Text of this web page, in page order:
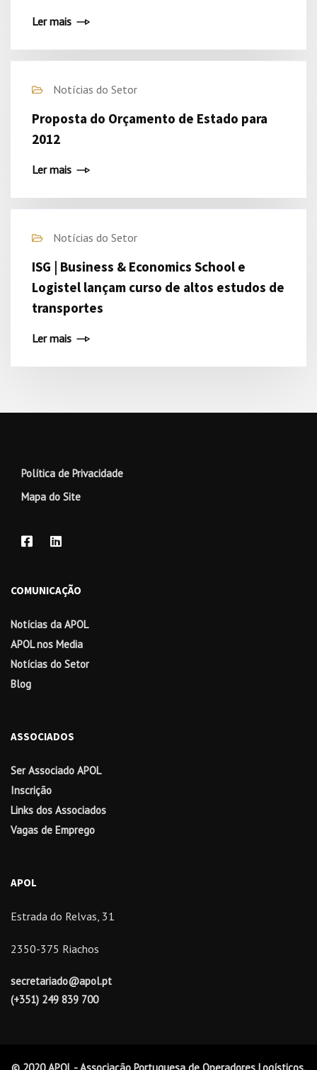
Ler mais
Notícias do Setor
Proposta do Orçamento de Estado para
2012
Ler mais
Notícias do Setor
ISG | Business & Economics School e
Logistel lançam curso de altos estudos de
transportes
Ler mais
Política de Privacidade
Mapa do Site
COMUNICAÇÃO
Notícias da APOL
APOL nos Media
Notícias do Setor
Blog
ASSOCIADOS
Ser Associado APOL
Inscrição
Links dos Associados
Vagas de Emprego
APOL
Estrada do Relvas, 31
2350-375 Riachos
secretariado@apol.pt
(+351) 249 839 700